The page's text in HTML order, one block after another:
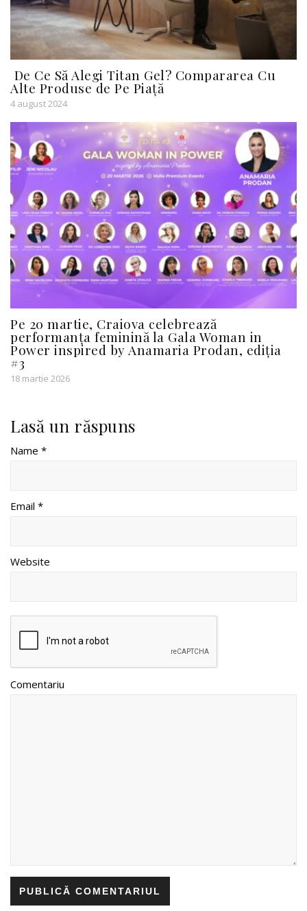
De Ce Să Alegi Titan Gel? Compararea Cu
Alte Produse de Pe Piață
4 august 2024
Pe 20 martie, Craiova celebrează
performanța feminină la Gala Woman in
Power inspired by Anamaria Prodan, ediția
#3
18 martie 2026
Lasă un răspuns
Name *
Email *
Website
Comentariu